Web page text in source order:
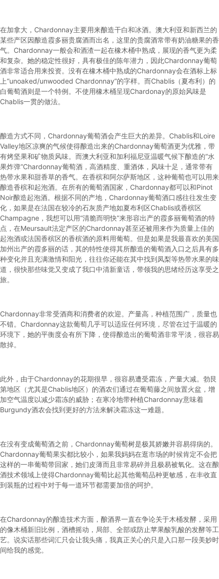
在加拿大，Chardonnay主要用来酿造干白和冰酒。澳大利亚和新西兰的
某些产区因酿造霞多丽贵腐酒而出名，这里的贵腐酒常带有奶油糖果的香
气。Chardonnay一般会和酒渣一起在橡木桶中熟成，展现的香气更为柔
和复杂。她的稳定性很好，具有极佳的陈年潜力，因此Chardonnay葡萄
酒非常适合用来投资。没有在橡木桶中熟成的Chardonnay会在酒标上标
上“unoaked/unwooded Chardonnay”的字样。而Chablis（夏布利）的
白葡萄酒则是一个特例。不使用橡木桶呈现Chardonay的原始风味是
Chablis一贯的做法。
酿造方式不同，Chardonnay葡萄酒会产生巨大的差异。Chablis和Loire
Valley地区凉爽的气候使得酿造出来的Chardonnay葡萄酒更为优雅，带
有烤坚果和矿物质风味。而澳大利亚和加利福尼亚温暖气候下酿造的“水
果炸弹”Chardonnay葡萄酒，高酒精度、重酒体，风味十足，通常带有
热带水果和甜香草的香气。在香槟和阿尔萨斯地区，这种葡萄也可以用来
酿造香槟和起泡酒。在所有的葡萄酒国家，Chardonnay都可以和Pinot
Noir酿造起泡酒。根据不同的产地，Chardonnay葡萄酒口感往往发生变
化，如果是在法国在较冷的石灰质产地如夏布利区Chablis或香槟区
Champagne，我想可以用“清脆而明快”来形容出产的霞多丽葡萄酒的特
点，在Meursault法定产区的Chardonnay甚至还被用来作为质量上佳的
起泡酒或法国香槟区的香槟酒的原料用葡萄。但是如果是我最喜欢的美国
加州出产的霞多丽的话，其的特性使得其所酿造的葡萄酒入口之后具有多
种变化并且充满激情和阳光，往往你还能在其中找到凤梨等热带水果的味
道，很快那些味觉又变成了我口中清新童话，带领我的思绪经历这享受之
旅。
Chardonnay非常受酒商和消费者的欢迎。产量高，种植范围广，质量也
不错。Chardonnay这款葡萄几乎可以适应任何环境，尽管在过于温暖的
环境下，她的平衡度会有所下降，使得酿造出的葡萄酒非常平淡，很容易
散掉。
此外，由于Chardonnay的花期很早，很容易遭受霜冻，产量大减。勃艮
第地区（尤其是Chablis地区）的酒农们通过在葡萄藤之间放置火盆，增
加空气温度以减少霜冻的威胁；在寒冷地带种植Chardonnay意味着
Burgundy酒农会找到更好的方法来解决霜冻这一难题。
在没有变成葡萄酒之前，Chardonnay葡萄树是极其娇嫩并容易得病的。
Chardonnay葡萄果实都比较小，如果我妈妈在逛市场的时候肯定不会把
这样的一串葡萄带回家，她们皮薄而且非常易碎并且极易被氧化。这在酿
酒技术领域上使得Chardonnay葡萄比起其他葡萄品种更敏感，在丰收直
到装瓶的过程中对于每一道环节都需要加倍的呵护。
在Chardonnay的酿造技术方面，酿酒界一直在争论关于木桶发酵，采用
的像木桶新旧比例，酒槽摇动，局部、全部或防止苹果酸乳酸的发酵等工
艺。说实话那些词汇只会让我头痛，我真正关心的只是入口那一段美妙时
间给我的感觉。